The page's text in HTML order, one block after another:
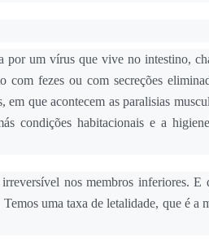
por um vírus que vive no intestino,
fezes ou com secreções
que acontecem as paralisias
condições habitacionais e a
nos membros inferiores. E
uma taxa de letalidade, que é a